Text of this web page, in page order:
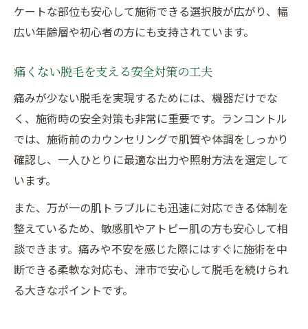
ケートな部位も安心して施術できる選択肢が広がり、幅
広い年齢層や初心者の方にも支持されています。
痛くない脱毛を支える安全対策の工夫
痛みが少ない脱毛を実現するためには、機器だけでな
く、施術時の安全対策も非常に重要です。ランコントル
では、施術前のカウンセリングで肌質や体調をしっかり
確認し、一人ひとりに最適な出力や照射方法を選定して
います。
また、万が一の肌トラブルにも迅速に対応できる体制を
整えているため、敏感肌やアトピー肌の方も安心して相
談できます。痛みや不安を感じた際にはすぐに施術を中
断できる柔軟な対応も、津市で安心して脱毛を続けられ
る大きなポイントです。